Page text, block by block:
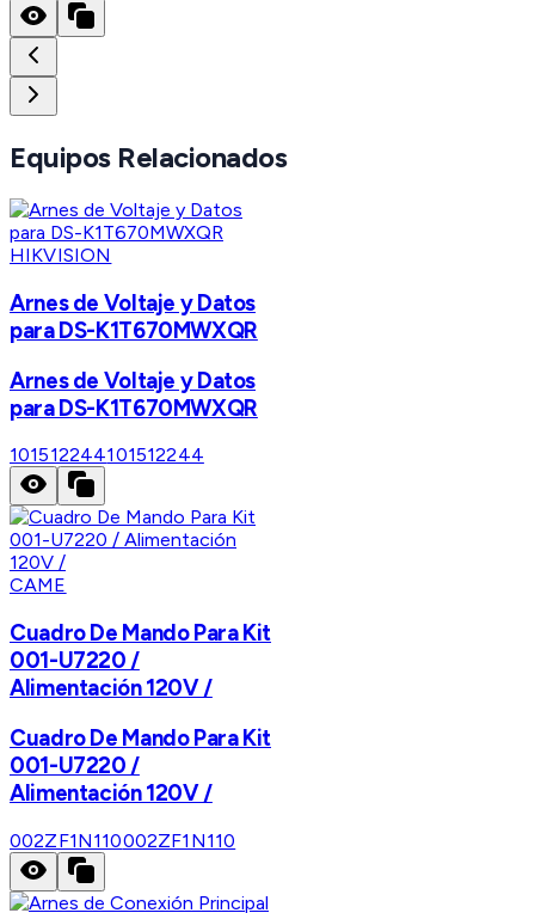
Equipos Relacionados
HIKVISION
Arnes de Voltaje y Datos
para DS-K1T670MWXQR
Arnes de Voltaje y Datos
para DS-K1T670MWXQR
101512244101512244
CAME
Cuadro De Mando Para Kit
001-U7220 /
Alimentación 120V /
Cuadro De Mando Para Kit
001-U7220 /
Alimentación 120V /
002ZF1N110002ZF1N110